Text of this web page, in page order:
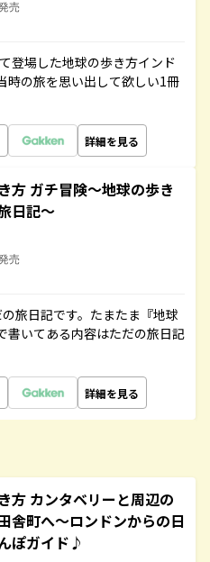
売
登場した地球の歩き方インド
の旅を思い出して欲しい1冊
詳細を見る
方 ガチ冒険～地球の歩き
日記～
売
旅日記です。たまたま『地球
書いてある内容はただの旅日記
詳細を見る
方 カンタベリーと周辺の
舎町へ～ロンドンからの日
ぽガイド♪